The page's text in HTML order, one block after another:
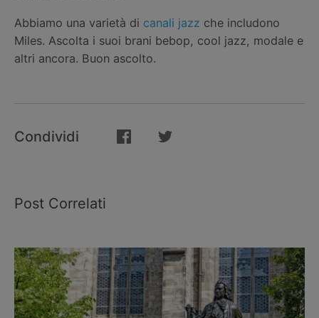
Abbiamo una varietà di canali jazz che includono
Miles. Ascolta i suoi brani bebop, cool jazz, modale e
altri ancora. Buon ascolto.
Condividi
Post Correlati